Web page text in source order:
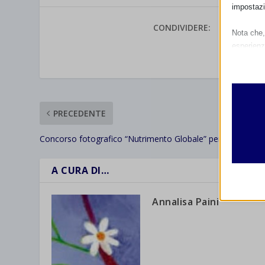
CONDIVIDERE:
PRECEDENTE
Concorso fotografico “Nutrimento Globale” per la SAM
A CURA DI…
Annalisa Paini
Nota
I
Altri